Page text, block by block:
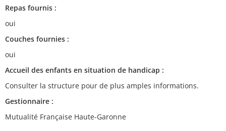
Repas fournis :
oui
Couches fournies :
oui
Accueil des enfants en situation de handicap :
Consulter la structure pour de plus amples informations.
Gestionnaire :
Mutualité Française Haute-Garonne